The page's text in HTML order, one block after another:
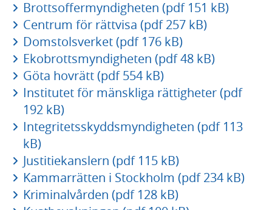
Brottsoffermyndigheten (pdf 151 kB)
Centrum för rättvisa (pdf 257 kB)
Domstolsverket (pdf 176 kB)
Ekobrottsmyndigheten (pdf 48 kB)
Göta hovrätt (pdf 554 kB)
Institutet för mänskliga rättigheter (pdf
192 kB)
Integritetsskyddsmyndigheten (pdf 113
kB)
Justitiekanslern (pdf 115 kB)
Kammarrätten i Stockholm (pdf 234 kB)
Kriminalvården (pdf 128 kB)